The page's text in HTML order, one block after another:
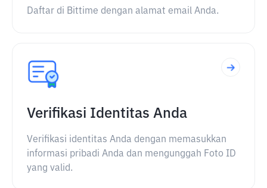
Daftar di Bittime dengan alamat email Anda.
Verifikasi Identitas Anda
Verifikasi identitas Anda dengan memasukkan
informasi pribadi Anda dan mengunggah Foto ID
yang valid.